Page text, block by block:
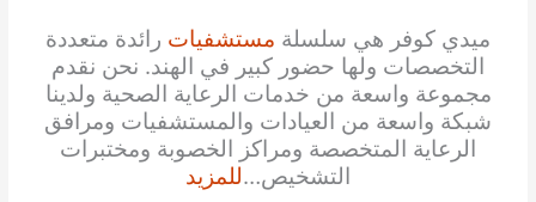
ميدي كوفر هي سلسلة مستشفيات رائدة متعددة
التخصصات ولها حضور كبير في الهند. نحن نقدم
مجموعة واسعة من خدمات الرعاية الصحية ولدينا
شبكة واسعة من العيادات والمستشفيات ومرافق
الرعاية المتخصصة ومراكز الخصوبة ومختبرات
التشخيص…للمزيد